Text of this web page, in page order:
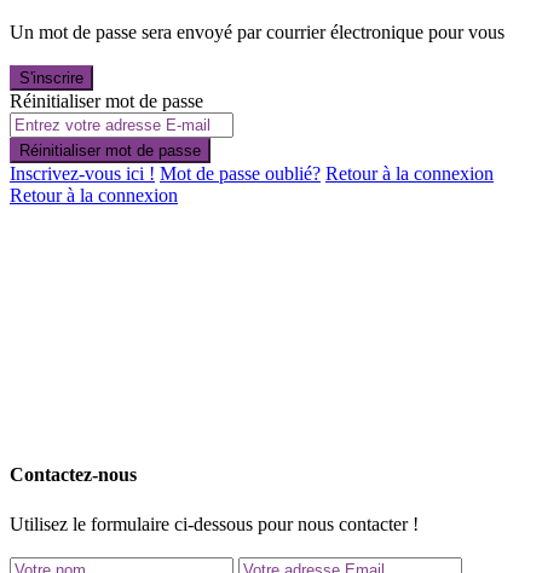
Un mot de passe sera envoyé par courrier électronique pour vous
S'inscrire
Réinitialiser mot de passe
Réinitialiser mot de passe
Inscrivez-vous ici ! Mot de passe oublié? Retour à la connexion
Retour à la connexion
Contactez-nous
Utilisez le formulaire ci-dessous pour nous contacter !